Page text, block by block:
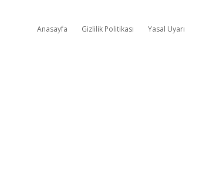
Anasayfa Gizlilik Politikası Yasal Uyarı